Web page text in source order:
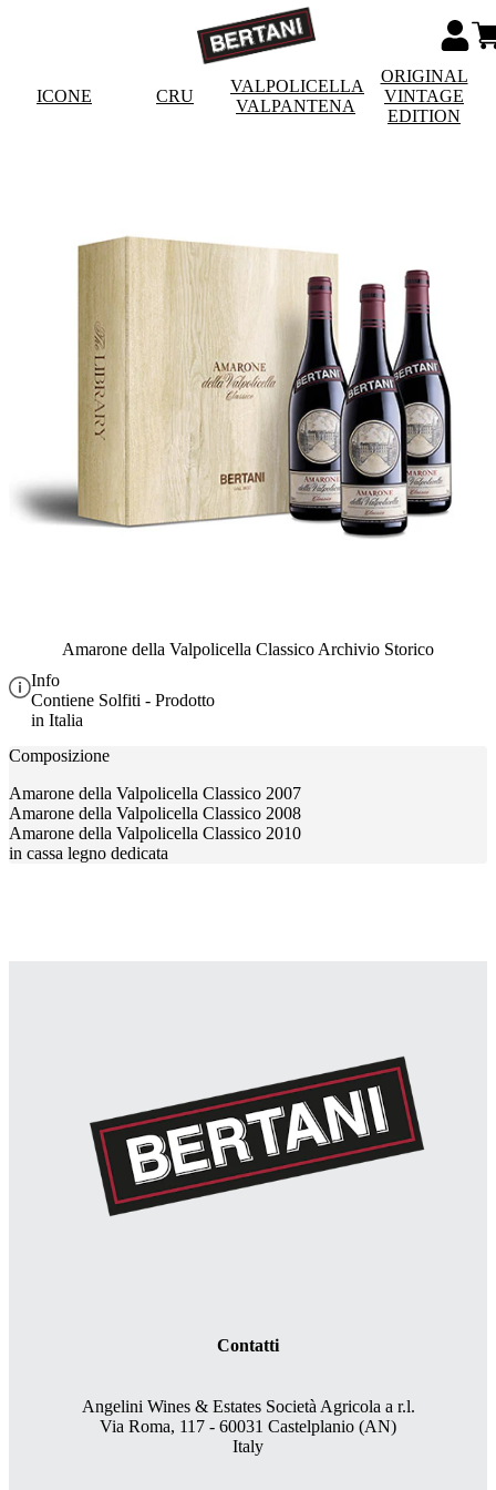
ICONE CRU
VALPOLICELLA
VALPANTENA
ORIGINAL
VINTAGE
EDITION
Amarone della Valpolicella Classico Archivio Storico
Info
Contiene Solfiti - Prodotto
in Italia
Composizione
Amarone della Valpolicella Classico 2007
Amarone della Valpolicella Classico 2008
Amarone della Valpolicella Classico 2010
in cassa legno dedicata
Contatti
Angelini Wines & Estates Società Agricola a r.l.
Via Roma, 117 - 60031 Castelplanio (AN)
Italy